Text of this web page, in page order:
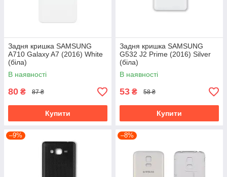
Задня кришка SAMSUNG
A710 Galaxy A7 (2016) White
(біла)
В наявності
80 ₴ 87 ₴
Купити
Задня кришка SAMSUNG
G532 J2 Prime (2016) Silver
(біла)
В наявності
53 ₴ 58 ₴
Купити
–9% –8%